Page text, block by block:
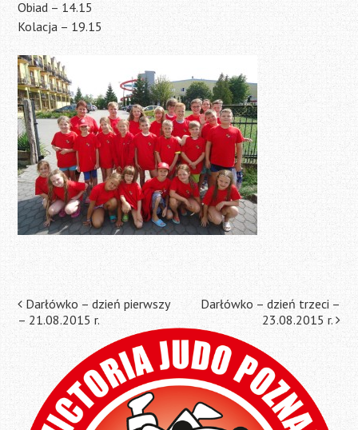
Obiad – 14.15
Kolacja – 19.15
Post
navigation
Darłówko – dzień pierwszy
– 21.08.2015 r.
Darłówko – dzień trzeci –
23.08.2015 r.